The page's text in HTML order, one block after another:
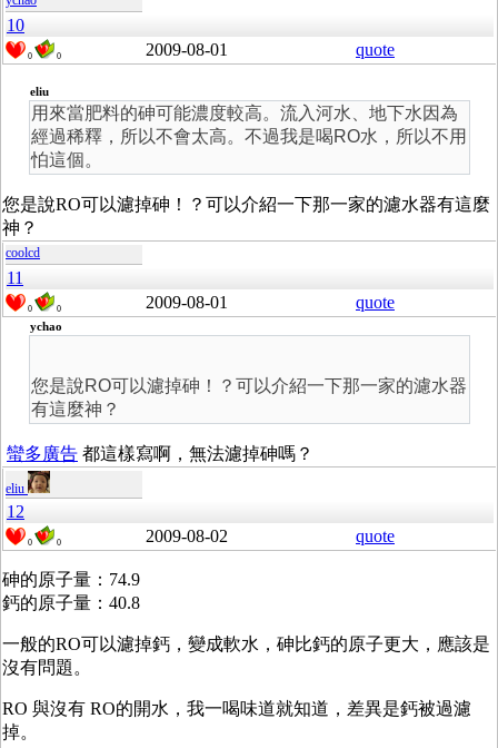
10
0 0 2009-08-01 quote
eliu
用來當肥料的砷可能濃度較高。流入河水、地下水因為
經過稀釋，所以不會太高。不過我是喝RO水，所以不用
怕這個。
您是說RO可以濾掉砷！？可以介紹一下那一家的濾水器有這麼
神？
coolcd
11
0 0 2009-08-01 quote
ychao
您是說RO可以濾掉砷！？可以介紹一下那一家的濾水器
有這麼神？
蠻多廣告 都這樣寫啊，無法濾掉砷嗎？
eliu
12
0 0 2009-08-02 quote
砷的原子量：74.9
鈣的原子量：40.8
一般的RO可以濾掉鈣，變成軟水，砷比鈣的原子更大，應該是
沒有問題。
RO 與沒有 RO的開水，我一喝味道就知道，差異是鈣被過濾
掉。